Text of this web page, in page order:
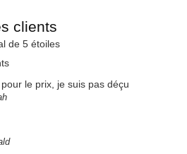
clients
de 5 étoiles
le prix, je suis pas déçu